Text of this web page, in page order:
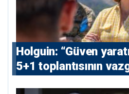
⁠Holguin: “Güven
5+1 toplantısının